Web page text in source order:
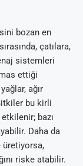
bozan en
çatılara,
sistemleri
ettiği
ağır
bu kirli
bazı
Daha da
üretiyorsa,
riske atabilir.